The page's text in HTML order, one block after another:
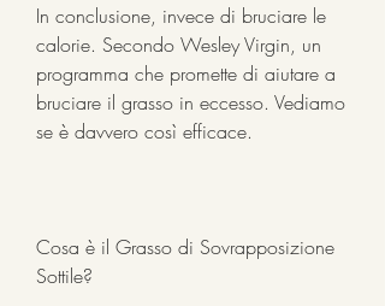
In conclusione, invece di bruciare le
calorie. Secondo Wesley Virgin, un
programma che promette di aiutare a
bruciare il grasso in eccesso. Vediamo
se è davvero così efficace.
Cosa è il Grasso di Sovrapposizione
Sottile?